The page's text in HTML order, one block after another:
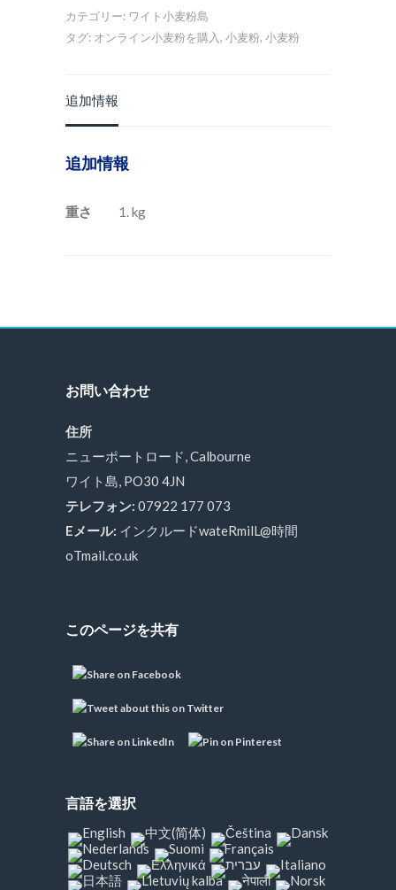
カテゴリー: ワイト小麦粉島
タグ: オンライン小麦粉を購入, 小麦粉, 小麦粉
追加情報
追加情報
重さ 1. kg
お問い合わせ
住所
ニューポートロード, Calbourne
ワイト島, PO30 4JN
テレフォン: 07922 177 073
Eメール: インクルードwateRmilL@時間
oTmail.co.uk
このページを共有
言語を選択